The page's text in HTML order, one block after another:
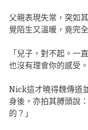
父親表現失常，突如
覺陌生又溫暖，竟完
「兒子，對不起。一
也沒有理會你的感受。
Nick這才曉得魏傳道
身後，亦拍其膊頭說
的？」